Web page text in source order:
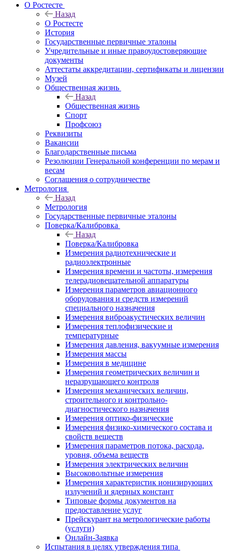
О Ростесте
Назад
О Ростесте
История
Государственные первичные эталоны
Учредительные и иные правоудостоверяющие
документы
Аттестаты аккредитации, сертификаты и лицензии
Музей
Общественная жизнь
Назад
Общественная жизнь
Спорт
Профсоюз
Реквизиты
Вакансии
Благодарственные письма
Резолюции Генеральной конференции по мерам и
весам
Соглашения о сотрудничестве
Метрология
Назад
Метрология
Государственные первичные эталоны
Поверка/Калибровка
Назад
Поверка/Калибровка
Измерения радиотехнические и
радиоэлектронные
Измерения времени и частоты, измерения
телерадиовещательной аппаратуры
Измерения параметров авиационного
оборудования и средств измерений
специального назначения
Измерения виброакустических величин
Измерения теплофизические и
температурные
Измерения давления, вакуумные измерения
Измерения массы
Измерения в медицине
Измерения геометрических величин и
неразрушающего контроля
Измерения механических величин,
строительного и контрольно-
диагностического назначения
Измерения оптико-физические
Измерения физико-химического состава и
свойств веществ
Измерения параметров потока, расхода,
уровня, объема веществ
Измерения электрических величин
Высоковольтные измерения
Измерения характеристик ионизирующих
излучений и ядерных констант
Типовые формы документов на
предоставление услуг
Прейскурант на метрологические работы
(услуги)
Онлайн-Заявка
Испытания в целях утверждения типа